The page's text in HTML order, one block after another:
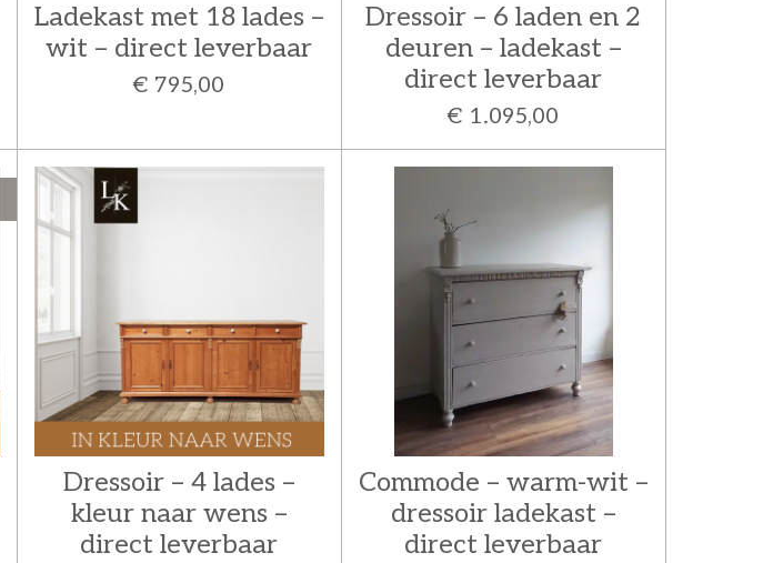
Ladekast met 18 lades –
wit – direct leverbaar
€ 795,00
Dressoir – 6 laden en 2
deuren – ladekast –
direct leverbaar
€ 1.095,00
Dressoir – 4 lades –
kleur naar wens –
direct leverbaar
Commode – warm-wit –
dressoir ladekast –
direct leverbaar